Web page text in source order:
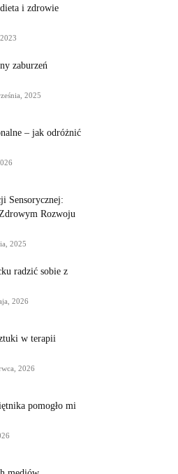
i zdrowie
zaburzeń
2025
– jak odróżnić
Sensorycznej:
Rozwoju
2025
radzić sobie z
2026
w terapii
2026
pomogło mi